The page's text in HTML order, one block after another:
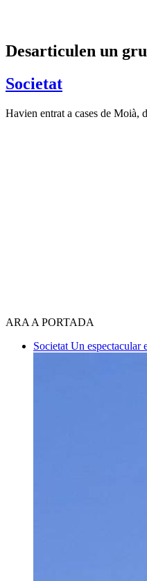
Desarticulen un
Societat
Havien entrat a cases de Moià,
ARA A PORTADA
Societat Un espectacular